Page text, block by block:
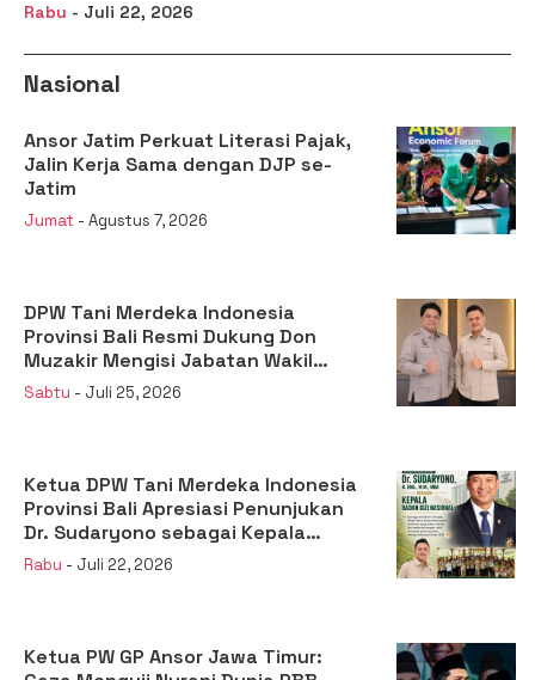
Rabu - Juli 22, 2026
Nasional
Ansor Jatim Perkuat Literasi Pajak,
Jalin Kerja Sama dengan DJP se-
Jatim
Jumat - Agustus 7, 2026
DPW Tani Merdeka Indonesia
Provinsi Bali Resmi Dukung Don
Muzakir Mengisi Jabatan Wakil
Menteri Pertanian RI
Sabtu - Juli 25, 2026
Ketua DPW Tani Merdeka Indonesia
Provinsi Bali Apresiasi Penunjukan
Dr. Sudaryono sebagai Kepala
Badan Gizi Nasional
Rabu - Juli 22, 2026
Ketua PW GP Ansor Jawa Timur: